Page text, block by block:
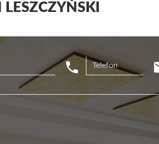
LESZCZYŃSKI